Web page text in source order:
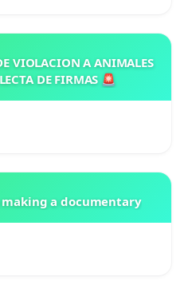
VIOLACION A ANIMALES
DE FIRMAS 🚨
a documentary